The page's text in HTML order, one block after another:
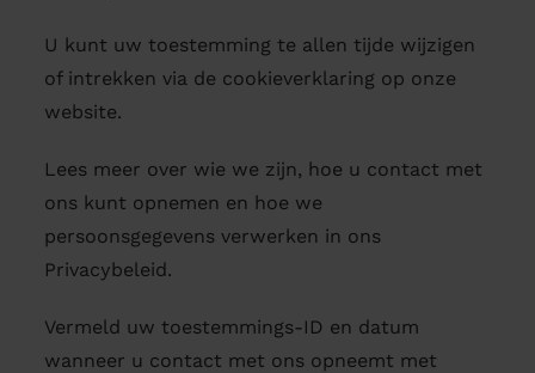
U kunt uw toestemming te allen tijde wijzigen
of intrekken via de cookieverklaring op onze
website.
Lees meer over wie we zijn, hoe u contact met
ons kunt opnemen en hoe we
persoonsgegevens verwerken in ons
Privacybeleid.
Vermeld uw toestemmings-ID en datum
wanneer u contact met ons opneemt met